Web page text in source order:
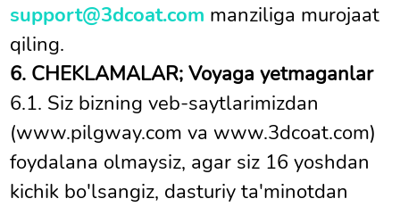
support@3dcoat.com manziliga murojaat
qiling.
6. CHEKLAMALAR; Voyaga yetmaganlar
6.1. Siz bizning veb-saytlarimizdan
(www.pilgway.com va www.3dcoat.com)
foydalana olmaysiz, agar siz 16 yoshdan
kichik bo'lsangiz, dasturiy ta'minotdan